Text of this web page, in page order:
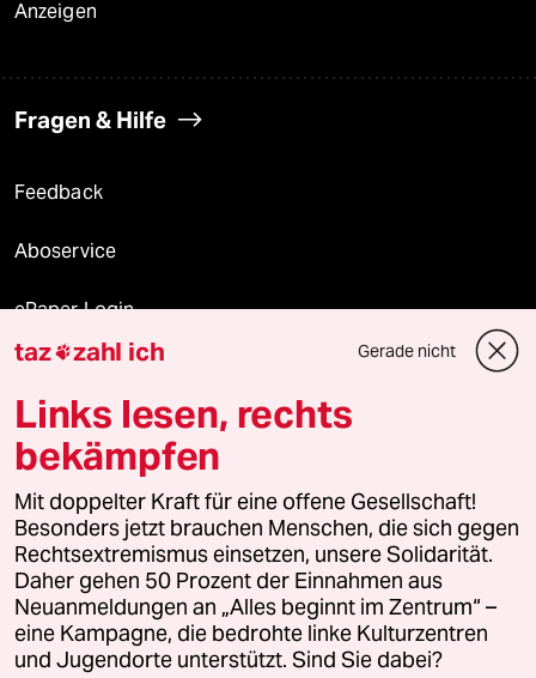
Anzeigen
Fragen & Hilfe
Feedback
Aboservice
ePaper Login
Downloads für Abonnierende
© 2026 taz Verlags und Vertriebs GmbH
Alle Rechte vorbehalten. Bei rechtlichen Fragen oder für Genehmigungen
wenden Sie sich bitte an lizenzen@taz.de
Feedback Redaktionsstatut Kommune-Richtlinien
Leitlinie Informant Datenschutz Impressum AGB
taz zahl ich Gerade nicht
Links lesen, rechts
bekämpfen
Mit doppelter Kraft für eine offene Gesellschaft!
Besonders jetzt brauchen Menschen, die sich gegen
Rechtsextremismus einsetzen, unsere Solidarität.
Daher gehen 50 Prozent der Einnahmen aus
Neuanmeldungen an „Alles beginnt im Zentrum“ –
eine Kampagne, die bedrohte linke Kulturzentren
und Jugendorte unterstützt. Sind Sie dabei?